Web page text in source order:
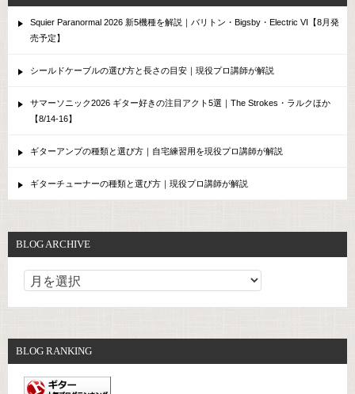
Squier Paranormal 2026 新5機種を解説｜バリトン・Bigsby・Electric VI【8月発
売予定】
シールドケーブルの選び方と長さの目安｜現役プロ講師が解説
サマーソニック2026 ギター好きの注目アクト5選｜The Strokes・ラルクほか
【8/14-16】
ギターアンプの種類と選び方｜自宅練習用を現役プロ講師が解説
ギターチューナーの種類と選び方｜現役プロ講師が解説
BLOG ARCHIVE
BLOG RANKING